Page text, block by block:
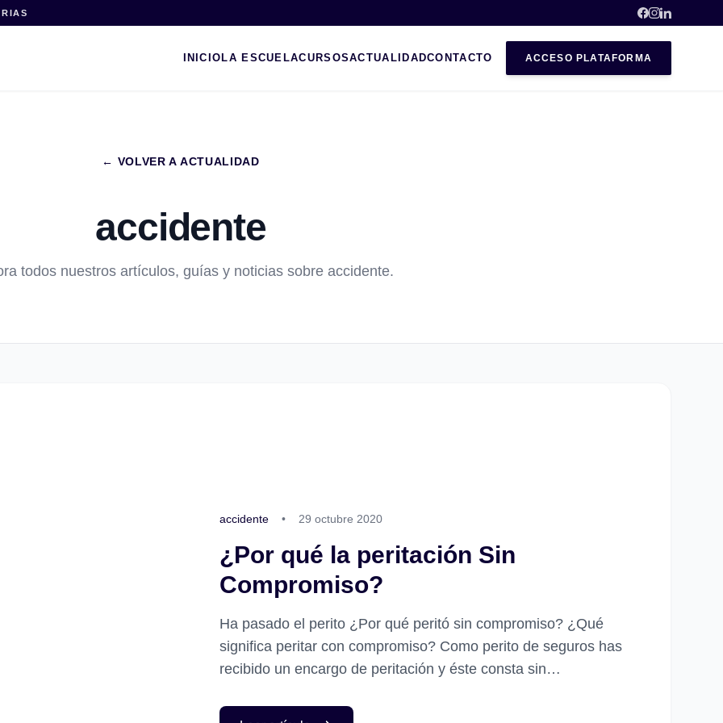
INICIO LA ESCUELACURSOSACTUALIDADCONTACTO ACCESO PLATAFORMA
← VOLVER A ACTUALIDAD
accidente
todos nuestros artículos, guías y noticias sobre accidente.
accidente • 29 octubre 2020
¿Por qué la peritación Sin
Compromiso?
Ha pasado el perito ¿Por qué peritó sin compromiso? ¿Qué
significa peritar con compromiso? Como perito de seguros has
recibido un encargo de peritación y éste consta sin